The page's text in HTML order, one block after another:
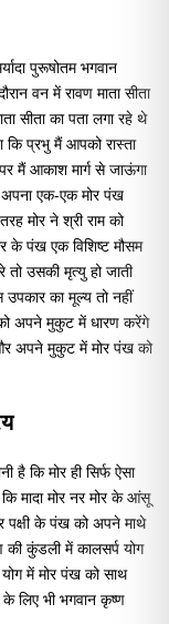
पुरूषोतम भगवान
वन में रावण माता सीता
सीता का पता लगा रहे थे
प्रभु मैं आपको रास्ता
मैं आकाश मार्ग से जाऊंगा
एक-एक मोर पंख
मोर ने श्री राम को
के पंख एक विशिष्ट मौसम
उसकी मृत्यु हो जाती
का मूल्य तो नहीं
अपने मुकुट में धारण करेंगे
अपने मुकुट में मोर पंख को
कि मोर ही सिर्फ ऐसा
मादा मोर नर मोर के आंसू
पक्षी के पंख को अपने माथे
की कुंडली में कालसर्प योग
में मोर पंख को साथ
लिए भी भगवान कृष्ण